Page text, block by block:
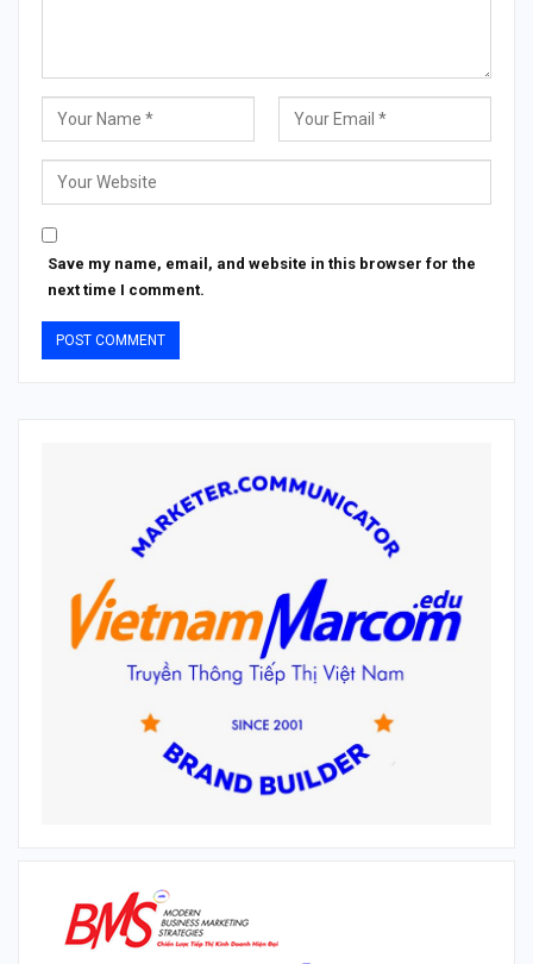
Save my name, email, and website in this browser for the
next time I comment.